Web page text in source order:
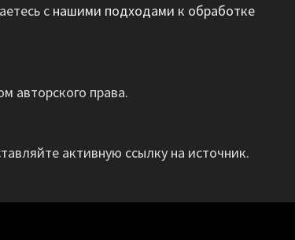
с нашими подходами к обработке
авторского права.
активную ссылку на источник.